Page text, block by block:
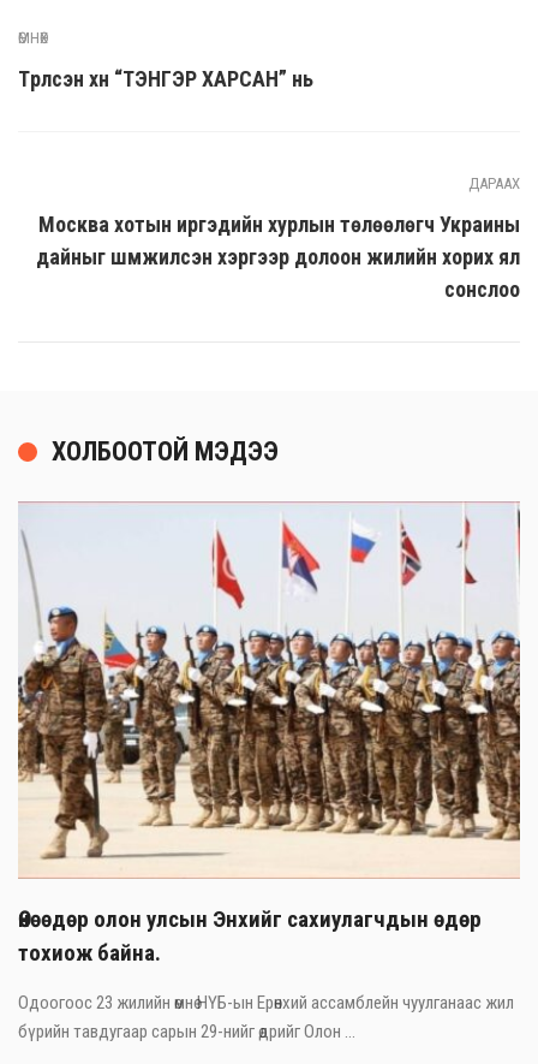
ӨМНӨХ
Түрүүлсэн хүн “ТЭНГЭР ХАРСАН” нь
ДАРААХ
Москва хотын иргэдийн хурлын төлөөлөгч Украины
дайныг шүүмжилсэн хэргээр долоон жилийн хорих ял
сонслоо
ХОЛБООТОЙ МЭДЭЭ
Өнөөдөр олон улсын Энхийг сахиулагчдын өдөр
тохиож байна.
Одоогоос 23 жилийн өмнө НҮБ-ын Ерөнхий ассамблейн чуулганаас жил
бүрийн тавдугаар сарын 29-нийг өдрийг Олон ...